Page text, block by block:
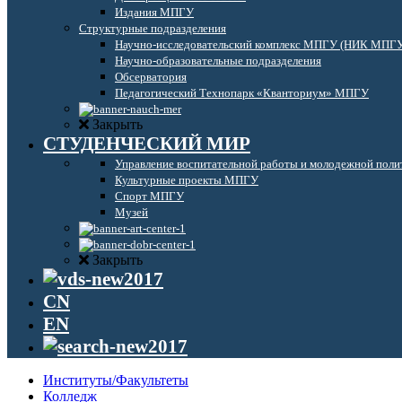
Издания МПГУ
Структурные подразделения
Научно-исследовательский комплекс МПГУ (НИК
Научно-образовательные подразделения
Обсерватория
Педагогический Технопарк «Кванториум» МПГУ
Закрыть
СТУДЕНЧЕСКИЙ МИР
Управление воспитательной работы и молодежной
Культурные проекты МПГУ
Спорт МПГУ
Музей
Закрыть
CN
EN
Институты/Факультеты
Колледж